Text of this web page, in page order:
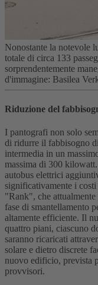
Nonostante la notevole
totale di circa 133
sorprendentemente
d'immagine: Basilea
Riduzione del
I pantografi non solo
di ridurre il fabbisogno
intermedia in un
massima di 300
autobus elettrici
significativamente i
"Rank", che
fase di smantellamento
altamente efficiente. Il
quattro piani, ciascuno
saranno ricaricati
solare e dietro discrete
nuovo edificio, prevista
provvisori.